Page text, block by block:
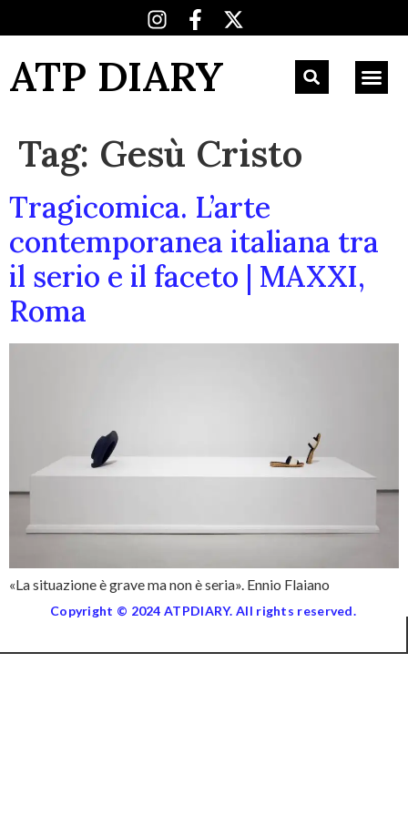
ATP DIARY
Tag: Gesù Cristo
Tragicomica. L’arte
contemporanea italiana tra
il serio e il faceto | MAXXI,
Roma
«La situazione è grave ma non è seria». Ennio Flaiano
Copyright © 2024 ATPDIARY. All rights reserved.